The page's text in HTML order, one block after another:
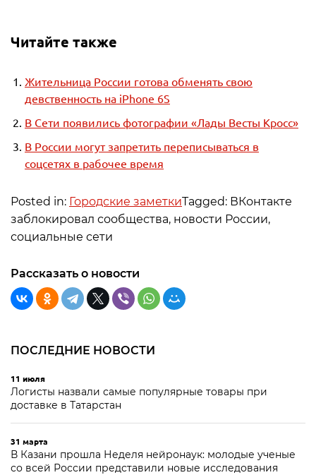
Читайте также
Жительница России готова обменять свою
девственность на iPhone 6S
В Сети появились фотографии «Лады Весты Кросс»
В России могут запретить переписываться в
соцсетях в рабочее время
Posted in: Городские заметкиTagged: ВКонтакте
заблокировал сообщества, новости России,
социальные сети
Рассказать о новости
ПОСЛЕДНИЕ НОВОСТИ
11 июля
Логисты назвали самые популярные товары при
доставке в Татарстан
31 марта
В Казани прошла Неделя нейронаук: молодые ученые
со всей России представили новые исследования